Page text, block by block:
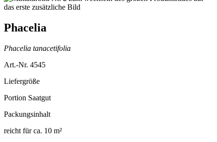
Phacelia
Phacelia tanacetifolia
Art.-Nr. 4545
Liefergröße
Portion Saatgut
Packungsinhalt
reicht für ca. 10 m²